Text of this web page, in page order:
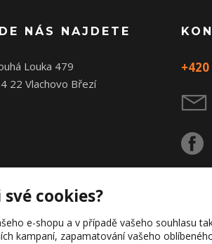
NÁS NAJDETE
Louka 479
22 Vlachovo Březí
cookies?
e-shopu a v případě vašeho souhlasu
kampaní, zapamatování vašeho